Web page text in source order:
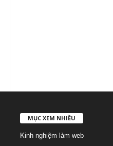
MỤC XEM NHIỀU
Kinh nghiệm làm web